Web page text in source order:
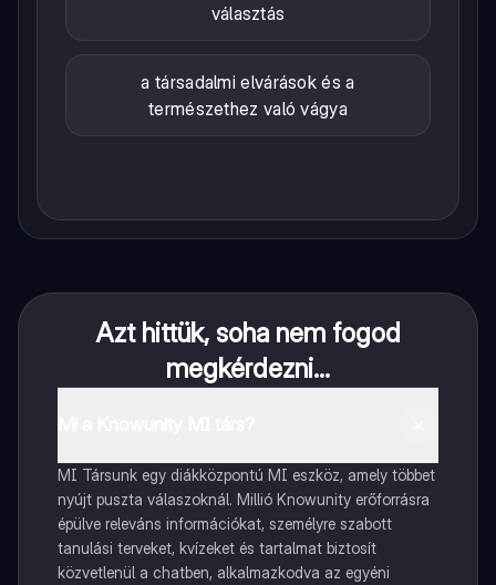
választás
a társadalmi elvárások és a
természethez való vágya
Azt hittük, soha nem fogod
megkérdezni...
MI Társunk egy diákközpontú MI eszköz, amely többet
nyújt puszta válaszoknál. Millió Knowunity erőforrásra
épülve releváns információkat, személyre szabott
tanulási terveket, kvízeket és tartalmat biztosít
közvetlenül a chatben, alkalmazkodva az egyéni